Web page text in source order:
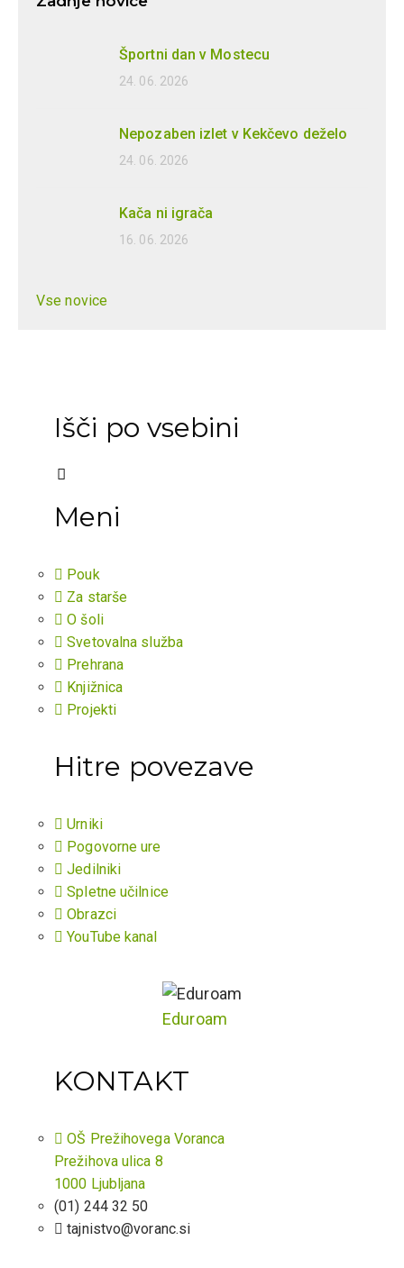
Športni dan v Mostecu
24. 06. 2026
Nepozaben izlet v Kekčevo deželo
24. 06. 2026
Kača ni igrača
16. 06. 2026
Vse novice
Išči po vsebini
Meni
Pouk
Za starše
O šoli
Svetovalna služba
Prehrana
Knjižnica
Projekti
Hitre povezave
Urniki
Pogovorne ure
Jedilniki
Spletne učilnice
Obrazci
YouTube kanal
Eduroam
KONTAKT
OŠ Prežihovega Voranca
Prežihova ulica 8
1000 Ljubljana
(01) 244 32 50
tajnistvo@voranc.si